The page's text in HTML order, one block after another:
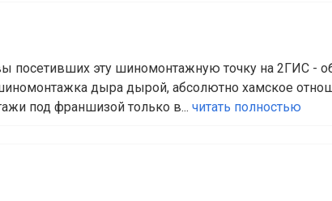
посетивших эту шиномонтажную точку на 2ГИС -
дыра дырой, абсолютно хамское
под франшизой только в... читать полностью